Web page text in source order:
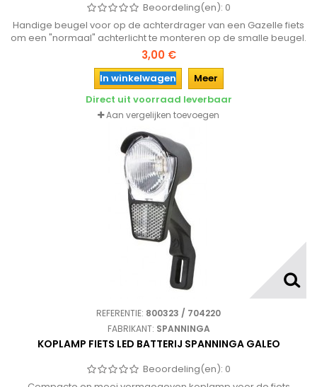
Beoordeling(en): 0
Handige beugel voor op de achterdrager van een Gazelle fiets
om een "normaal" achterlicht te monteren op de smalle beugel.
3,00 €
In winkelwagen
Meer
Direct uit voorraad leverbaar
Aan vergelijken toevoegen
REFERENTIE: 800323 / 704220
FABRIKANT: SPANNINGA
KOPLAMP FIETS LED BATTERIJ SPANNINGA GALEO
Beoordeling(en): 0